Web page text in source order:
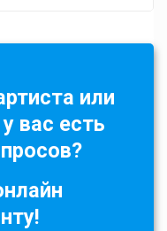
или
вас есть